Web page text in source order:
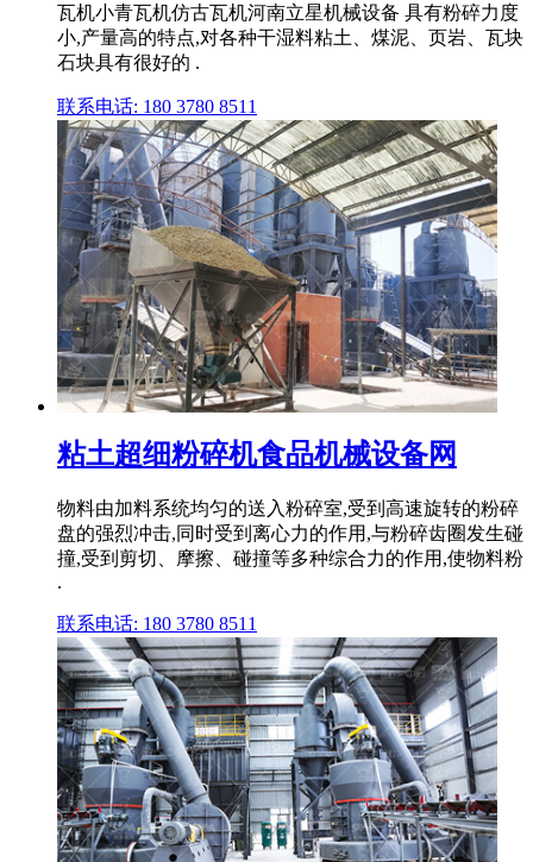
瓦机小青瓦机仿古瓦机河南立星机械设备 具有粉碎力度
小,产量高的特点,对各种干湿料粘土、煤泥、页岩、瓦块
石块具有很好的 .
联系电话: 180 3780 8511
粘土超细粉碎机食品机械设备网
物料由加料系统均匀的送入粉碎室,受到高速旋转的粉碎
盘的强烈冲击,同时受到离心力的作用,与粉碎齿圈发生碰
撞,受到剪切、摩擦、碰撞等多种综合力的作用,使物料粉
.
联系电话: 180 3780 8511